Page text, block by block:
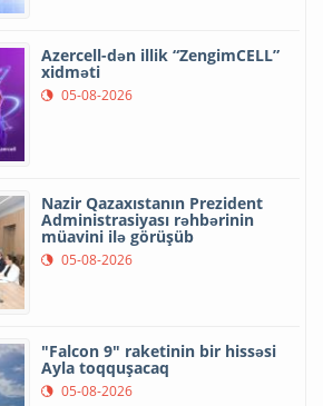
Azercell-dən illik “ZengimCELL”
xidməti
05-08-2026
Nazir Qazaxıstanın Prezident
Administrasiyası rəhbərinin
müavini ilə görüşüb
05-08-2026
"Falcon 9" raketinin bir hissəsi
Ayla toqquşacaq
05-08-2026